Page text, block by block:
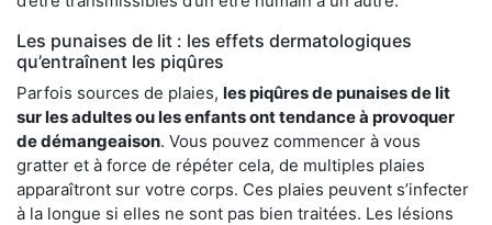
Les punaises de lit : les effets dermatologiques
qu’entraînent les piqûres
Parfois sources de plaies, les piqûres de punaises de lit
sur les adultes ou les enfants ont tendance à provoquer
de démangeaison. Vous pouvez commencer à vous
gratter et à force de répéter cela, de multiples plaies
apparaîtront sur votre corps. Ces plaies peuvent s’infecter
à la longue si elles ne sont pas bien traitées. Les lésions